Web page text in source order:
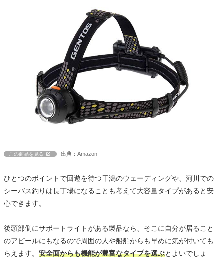
この商品を見る 出典：Amazon
ひとつのポイントで回遊を待つ干潟のウェーディングや、河川での
シーバス釣りは長丁場になることも考えて大容量タイプがあると安
心できます。
後頭部側にサポートライトがある製品なら、そこに自分が居ること
のアピールにもなるので周囲の人や船舶からも早めに気が付いても
らえます。 安全面からも機能が豊富なタイプを選ぶとよいでしょ